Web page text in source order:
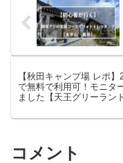
【秋田キャンプ場 レポ】
で無料で利用可！モニタ
ました【天王グリーラン
コメント